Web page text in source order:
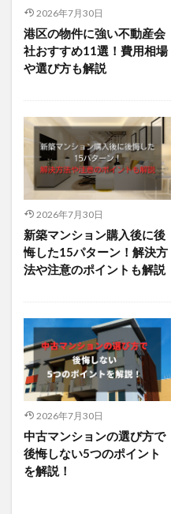
2026年7月30日
港区の物件に強い不動産会
社おすすめ11選！費用相場
や選び方も解説
2026年7月30日
新築マンション購入後に後
悔した15パターン！解決方
法や注意のポイントも解説
2026年7月30日
中古マンションの選び方で
後悔しない5つのポイント
を解説！